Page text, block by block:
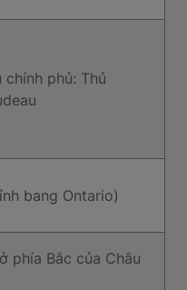
phủ: Thủ
bang Ontario)
phía Bắc của Châu